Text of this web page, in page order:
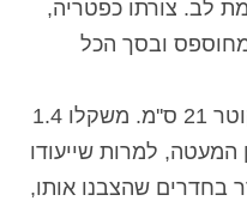
לב. צורתו כפטריה,
ובסך הכל
מידות הרמקול: גובה 19 ס''מ וקוטר 21 ס''מ. משקלו 1.4
המעטה, למרות שייעודו
בחדרים שהצבנו אותו,